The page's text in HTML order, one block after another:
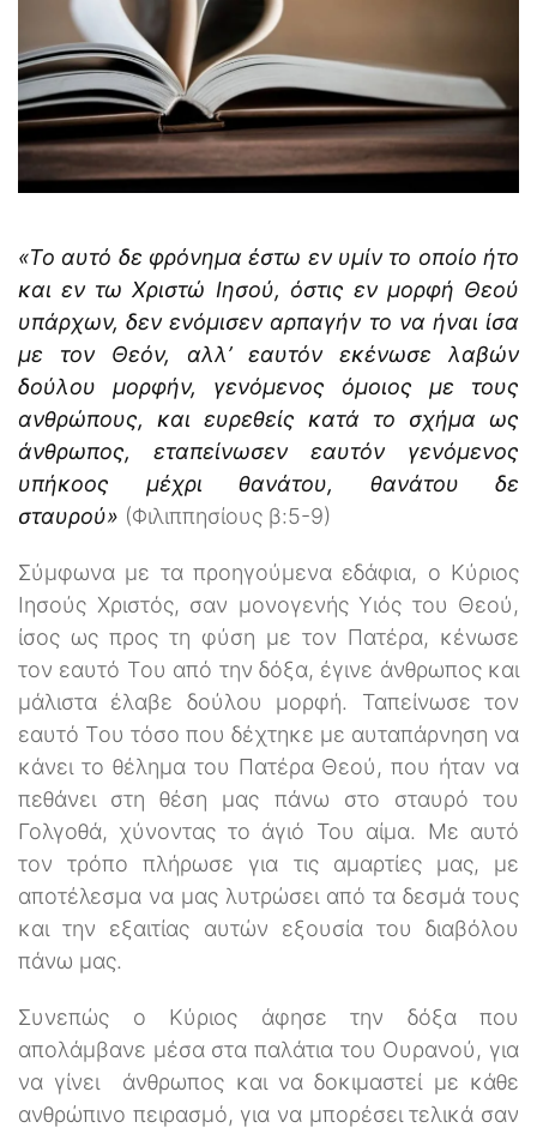
«Το αυτό δε φρόνημα έστω εν υμίν το οποίο ήτο
και εν τω Χριστώ Ιησού, όστις εν μορφή Θεού
υπάρχων, δεν ενόμισεν αρπαγήν το να ήναι ίσα
με τον Θεόν, αλλ’ εαυτόν εκένωσε λαβών
δούλου μορφήν, γενόμενος όμοιος με τους
ανθρώπους, και ευρεθείς κατά το σχήμα ως
άνθρωπος, εταπείνωσεν εαυτόν γενόμενος
υπήκοος μέχρι θανάτου, θανάτου δε
σταυρού» (Φιλιππησίους β:5-9)
Σύμφωνα με τα προηγούμενα εδάφια, ο Κύριος
Ιησούς Χριστός, σαν μονογενής Υιός του Θεού,
ίσος ως προς τη φύση με τον Πατέρα, κένωσε
τον εαυτό Tου από την δόξα, έγινε άνθρωπος και
μάλιστα έλαβε δούλου μορφή. Ταπείνωσε τον
εαυτό Tου τόσο που δέχτηκε με αυταπάρνηση να
κάνει το θέλημα του Πατέρα Θεού, που ήταν να
πεθάνει στη θέση μας πάνω στο σταυρό του
Γολγοθά, χύνοντας το άγιό Του αίμα. Με αυτό
τον τρόπο πλήρωσε για τις αμαρτίες μας, με
αποτέλεσμα να μας λυτρώσει από τα δεσμά τους
και την εξαιτίας αυτών εξουσία του διαβόλου
πάνω μας.
Συνεπώς ο Κύριος άφησε την δόξα που
απολάμβανε μέσα στα παλάτια του Ουρανού, για
να γίνει άνθρωπος και να δοκιμαστεί με κάθε
ανθρώπινο πειρασμό, για να μπορέσει τελικά σαν